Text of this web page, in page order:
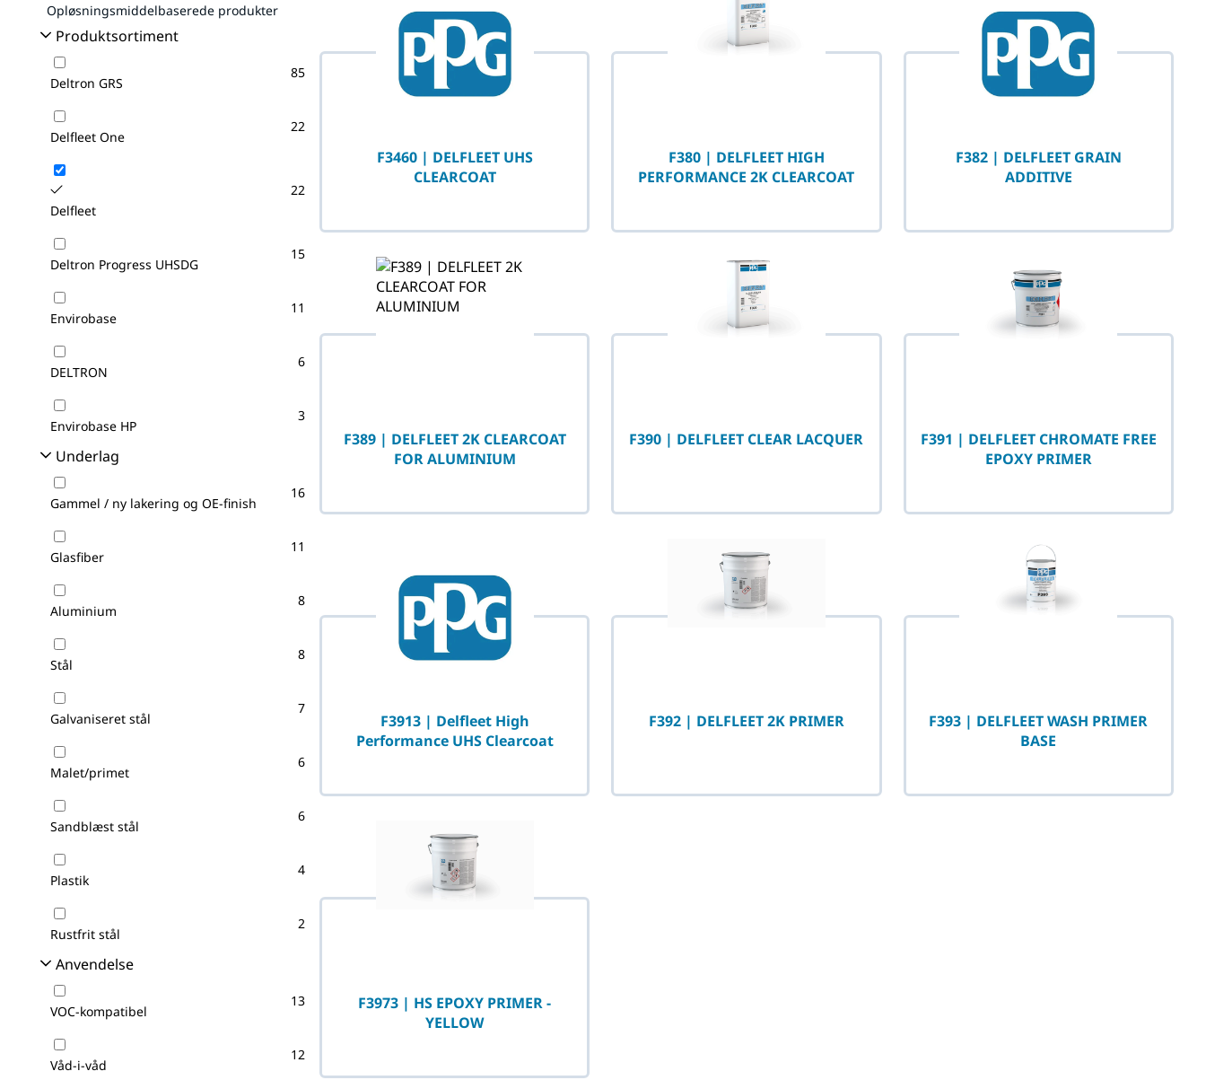
Opløsningsmiddelbaserede produkter
Produktsortiment
Deltron GRS
85
Delfleet One
22
Delfleet
22
Deltron Progress UHSDG
15
Envirobase
11
DELTRON
6
Envirobase HP
3
Underlag
Gammel / ny lakering og OE-finish
16
Glasfiber
11
Aluminium
8
Stål
8
Galvaniseret stål
7
Malet/primet
6
Sandblæst stål
6
Plastik
4
Rustfrit stål
2
Anvendelse
VOC-kompatibel
13
Våd-i-våd
12
F3460 | DELFLEET UHS
CLEARCOAT
F380 | DELFLEET HIGH
PERFORMANCE 2K CLEARCOAT
F382 | DELFLEET GRAIN
ADDITIVE
F389 | DELFLEET 2K CLEARCOAT
FOR ALUMINIUM
F390 | DELFLEET CLEAR LACQUER
F391 | DELFLEET CHROMATE FREE
EPOXY PRIMER
F3913 | Delfleet High
Performance UHS Clearcoat
F392 | DELFLEET 2K PRIMER
F393 | DELFLEET WASH PRIMER
BASE
F3973 | HS EPOXY PRIMER -
YELLOW